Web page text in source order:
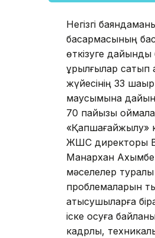
Негізгі
басқармасының
өткізуге
құрылғылар сатып
жүйесінің 33
маусымына дайын.
70 пайызы
«Қапшағайжылу»
ЖШС директоры
Манархан
мәселелер
проблемаларын
қатысушыларға
іске қосуға
кадрлық,